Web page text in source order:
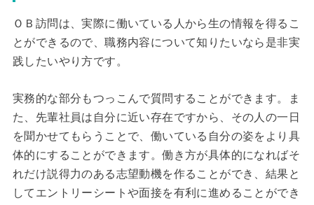
ＯＢ訪問は、実際に働いている人から生の情報を得るこ
とができるので、職務内容について知りたいなら是非実
践したいやり方です。
実務的な部分もつっこんで質問することができます。ま
た、先輩社員は自分に近い存在ですから、その人の一日
を聞かせてもらうことで、働いている自分の姿をより具
体的にすることができます。働き方が具体的になればそ
れだけ説得力のある志望動機を作ることができ、結果と
してエントリーシートや面接を有利に進めることができ